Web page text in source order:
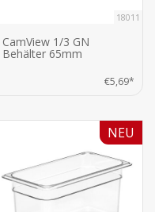
18011
CamView 1/3 GN
Behälter 65mm
€5,69*
NEU